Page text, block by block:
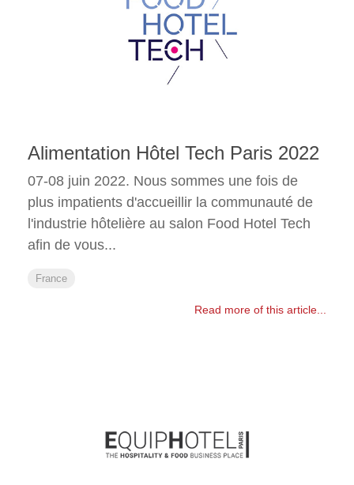
Alimentation Hôtel Tech Paris 2022
07-08 juin 2022. Nous sommes une fois de
plus impatients d'accueillir la communauté de
l'industrie hôtelière au salon Food Hotel Tech
afin de vous...
France
Read more of this article...